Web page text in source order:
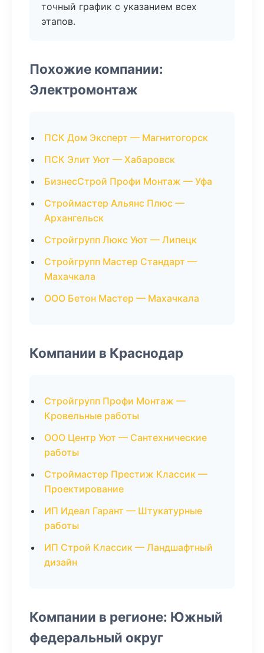
точный график с указанием всех
этапов.
Похожие компании:
Электромонтаж
ПСК Дом Эксперт — Магнитогорск
ПСК Элит Уют — Хабаровск
БизнесСтрой Профи Монтаж — Уфа
Строймастер Альянс Плюс —
Архангельск
Стройгрупп Люкс Уют — Липецк
Стройгрупп Мастер Стандарт —
Махачкала
ООО Бетон Мастер — Махачкала
Компании в Краснодар
Стройгрупп Профи Монтаж —
Кровельные работы
ООО Центр Уют — Сантехнические
работы
Строймастер Престиж Классик —
Проектирование
ИП Идеал Гарант — Штукатурные
работы
ИП Строй Классик — Ландшафтный
дизайн
Компании в регионе: Южный
федеральный округ